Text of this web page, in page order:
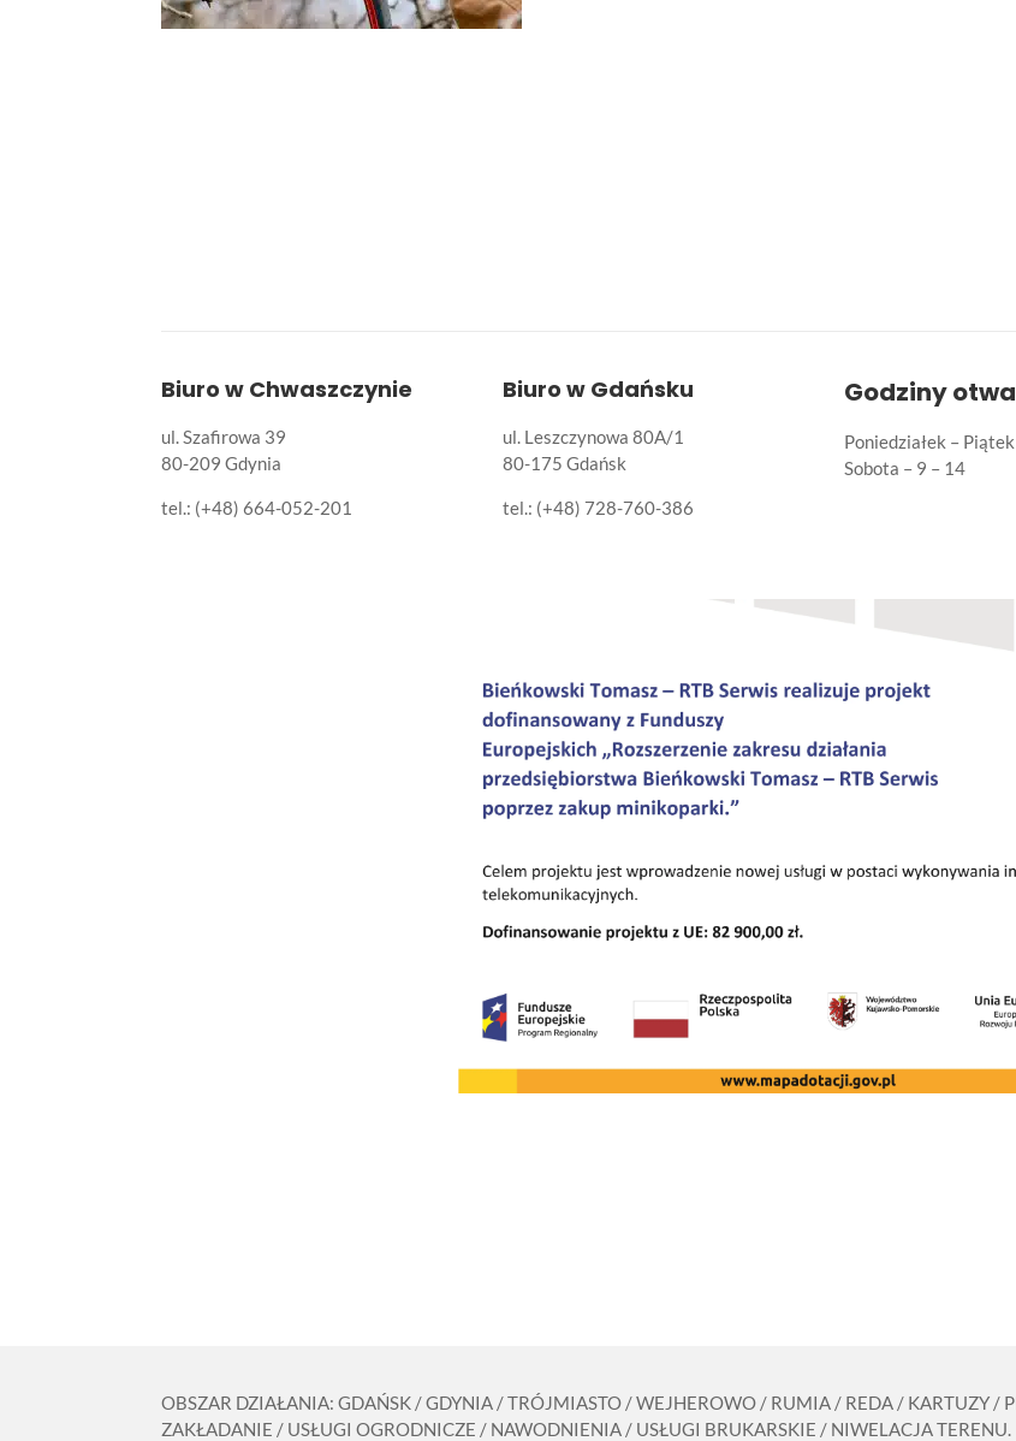
Biuro w Chwaszczynie
ul. Szafirowa 39
80-209 Gdynia
tel.: (+48) 664-052-201
Biuro w Gdańsku
ul. Leszczynowa 80A/1
80-175 Gdańsk
tel.: (+48) 728-760-386
Godziny
Poniedziałek –
Sobota – 9 – 14
OBSZAR DZIAŁANIA: GDAŃSK / GDYNIA / TRÓJMIASTO / WEJHEROWO / RUMIA / REDA / KARTUZY /
ZAKŁADANIE / USŁUGI OGRODNICZE / NAWODNIENIA / USŁUGI BRUKARSKIE / NIWELACJA TERENU.